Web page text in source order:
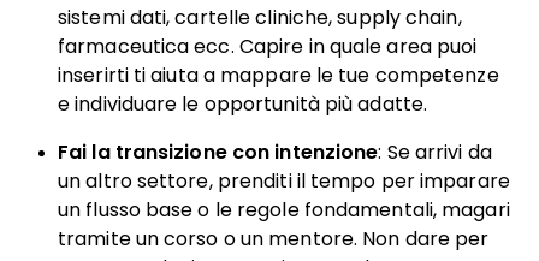
sistemi dati, cartelle cliniche, supply chain,
farmaceutica ecc. Capire in quale area puoi
inserirti ti aiuta a mappare le tue competenze
e individuare le opportunità più adatte.
Fai la transizione con intenzione: Se arrivi da
un altro settore, prenditi il tempo per imparare
un flusso base o le regole fondamentali, magari
tramite un corso o un mentore. Non dare per